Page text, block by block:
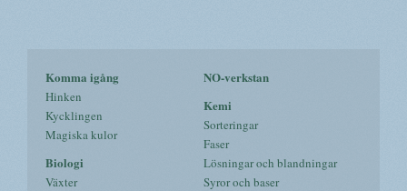
Komma igång
Hinken
Kycklingen
Magiska kulor
Biologi
Växter
NO-verkstan
Kemi
Sorteringar
Faser
Lösningar och blandningar
Syror och baser